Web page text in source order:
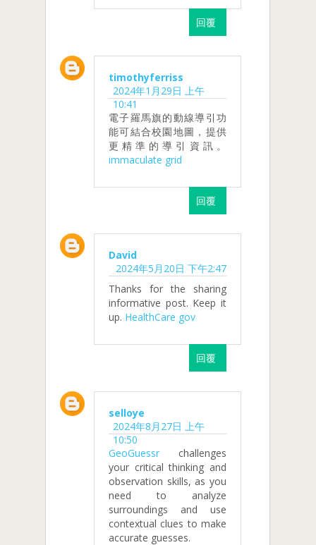
回覆
timothyferriss
2024年1月29日 上午
10:41
電子羅馬旗的動線導引功
能可結合校園地圖，提供
更精準的導引資訊。
immaculate grid
回覆
David
2024年5月20日 下午2:47
Thanks for the sharing
informative post. Keep it
up. HealthCare gov
回覆
selloye
2024年8月27日 上午
10:50
GeoGuessr challenges
your critical thinking and
observation skills, as you
need to analyze
surroundings and use
contextual clues to make
accurate guesses.